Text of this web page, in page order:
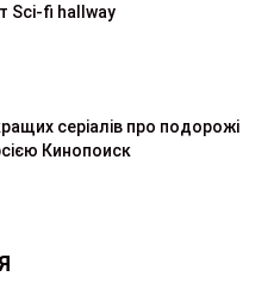
Sci-fi hallway
серіалів про подорожі
Кинопоиск